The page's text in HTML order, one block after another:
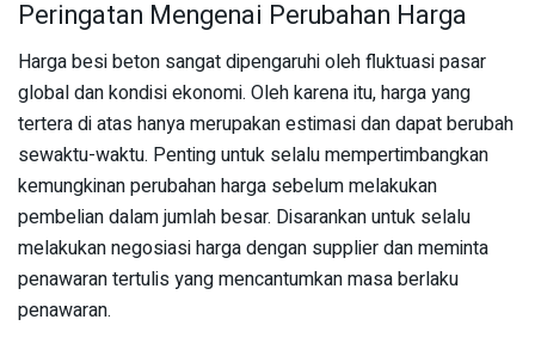
Peringatan Mengenai Perubahan Harga
Harga besi beton sangat dipengaruhi oleh fluktuasi pasar
global dan kondisi ekonomi. Oleh karena itu, harga yang
tertera di atas hanya merupakan estimasi dan dapat berubah
sewaktu-waktu. Penting untuk selalu mempertimbangkan
kemungkinan perubahan harga sebelum melakukan
pembelian dalam jumlah besar. Disarankan untuk selalu
melakukan negosiasi harga dengan supplier dan meminta
penawaran tertulis yang mencantumkan masa berlaku
penawaran.